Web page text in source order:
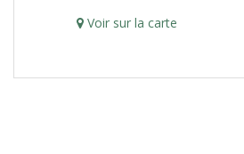
Voir sur la carte